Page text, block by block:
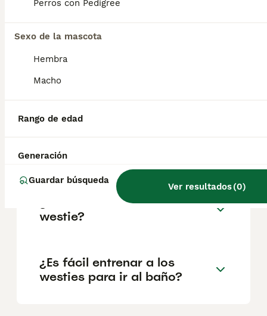
Perros con Pedigree
Sexo de la mascota
Hembra
Macho
Rango de edad
Generación
Guardar búsqueda
Ver resultados(0)
aproximadamente 802€, aunque los precios
ubicación.
¿Pueden los westies
¿Los westies pierden pelo?
¿Cuánto suele vivir un
westie?
¿Es fácil entrenar a los
westies para ir al baño?